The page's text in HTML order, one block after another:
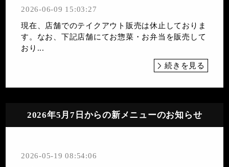
2026-06-09 15:03:27
現在、店舗でのテイクアウト販売は休止しておりま
す。なお、下記店舗にてお惣菜・お弁当を販売して
おり...
続きを見る
2026年5月7日からの新メニューのお知らせ
2026-05-19 08:54:06